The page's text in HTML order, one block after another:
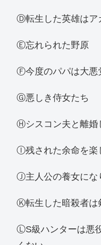
Ⓓ転生した英雄はア
Ⓔ忘れられた野原
Ⓕ今度のパパは大悪
Ⓖ悪しき侍女たち
Ⓗシスコン夫と離婚
Ⓘ残された余命を楽
Ⓙ主人公の養女にな
Ⓚ転生した暗殺者は
ⓁS級ハンターは悪